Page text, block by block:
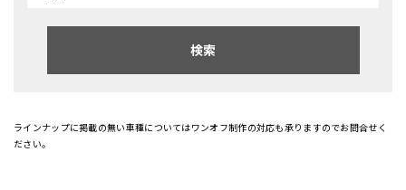
検索
ラインナップに掲載の無い車種についてはワンオフ制作の対応も承りますのでお問合せく
ださい。